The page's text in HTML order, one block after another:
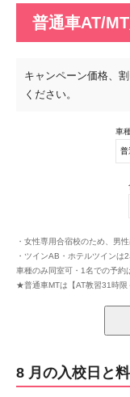
普通車AT/
キャンペーン価格、
ください。
車
・女性専用合宿校のため、男
・ツインAB・ホテルツインは
車種のみ同室可・1名での予約
★普通車MTは【AT教習31時限
8 月の入校日と